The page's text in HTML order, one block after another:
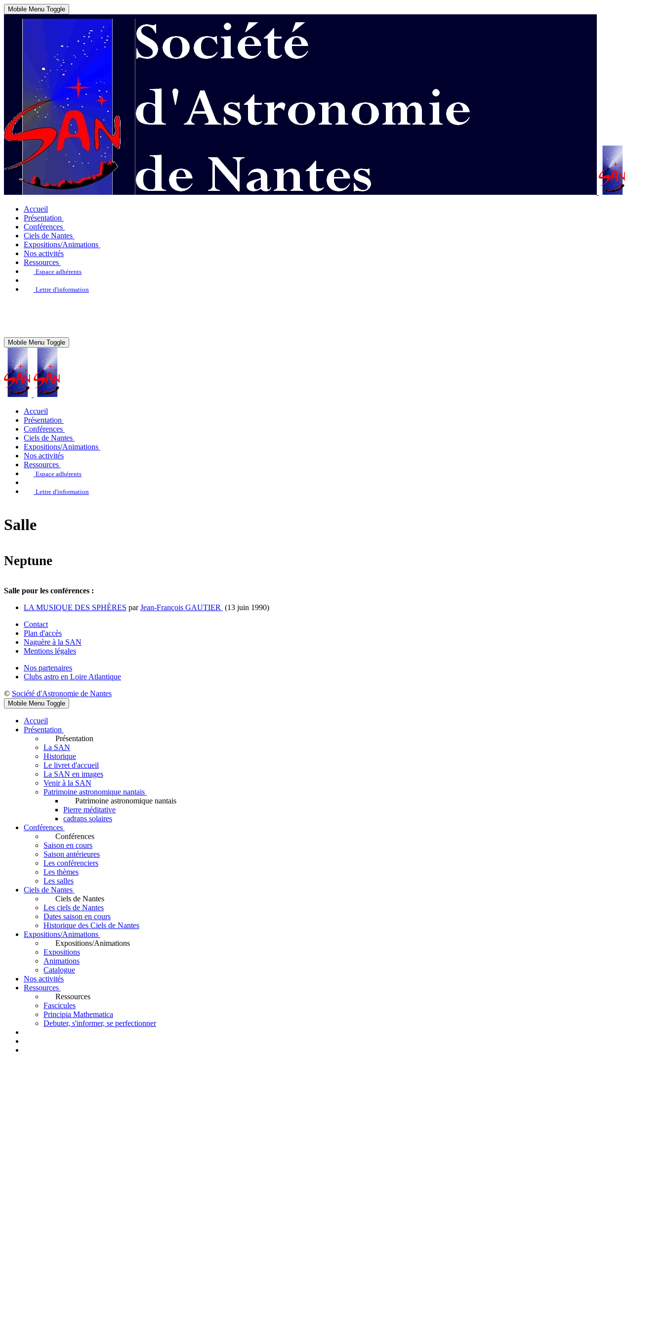
Mobile Menu Toggle
Accueil
Présentation
Conférences
Ciels de Nantes
Expositions/Animations
Nos activités
Ressources
Espace adhérents
Lettre d'information
Mobile Menu Toggle
Accueil
Présentation
Conférences
Ciels de Nantes
Expositions/Animations
Nos activités
Ressources
Espace adhérents
Lettre d'information
Salle
Neptune
Salle pour les conférences :
LA MUSIQUE DES SPHÈRES parJean-François GAUTIER (13 juin 1990)
Contact
Plan d'accès
Naguère à la SAN
Mentions légales
Nos partenaires
Clubs astro en Loire Atlantique
© Société d'Astronomie de Nantes
Mobile Menu Toggle
Accueil
Présentation
Présentation
La SAN
Historique
Le livret d'accueil
La SAN en images
Venir à la SAN
Patrimoine astronomique nantais
Patrimoine astronomique nantais
Pierre méditative
cadrans solaires
Conférences
Conférences
Saison en cours
Saison antérieures
Les conférenciers
Les thèmes
Les salles
Ciels de Nantes
Ciels de Nantes
Les ciels de Nantes
Dates saison en cours
Historique des Ciels de Nantes
Expositions/Animations
Expositions/Animations
Expositions
Animations
Catalogue
Nos activités
Ressources
Ressources
Fascicules
Principia Mathematica
Debuter, s'informer, se perfectionner